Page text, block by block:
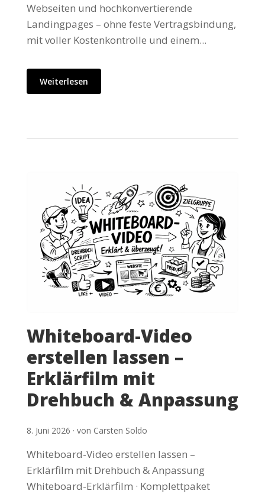
Webseiten und hochkonvertierende
Landingpages – ohne feste Vertragsbindung,
mit voller Kostenkontrolle und einem...
Weiterlesen
Whiteboard-Video
erstellen lassen –
Erklärfilm mit
Drehbuch & Anpassung
8. Juni 2026 · von Carsten Soldo
Whiteboard-Video erstellen lassen –
Erklärfilm mit Drehbuch & Anpassung
Whiteboard-Erklärfilm · Komplettpaket